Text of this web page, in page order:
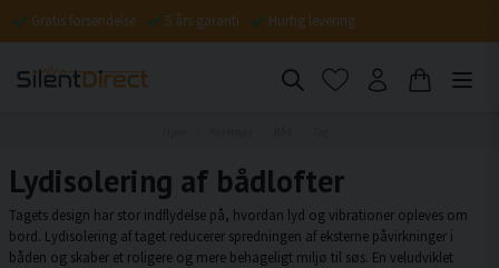
Gratis forsendelse 5 års garanti Hurtig levering
Lydisolering af bådlofter
Tagets design har stor indflydelse på, hvordan lyd og vibrationer opleves om
bord. Lydisolering af taget reducerer spredningen af eksterne påvirkninger i
båden og skaber et roligere og mere behageligt miljø til søs. En veludviklet